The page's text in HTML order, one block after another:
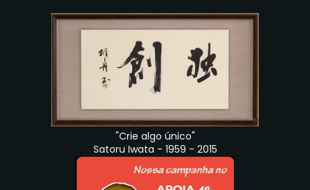
"Crie algo único"
Satoru Iwata - 1959 - 2015